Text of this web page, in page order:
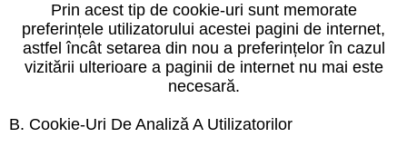
Prin acest tip de cookie-uri sunt memorate
preferințele utilizatorului acestei pagini de internet,
astfel încât setarea din nou a preferințelor în cazul
vizitării ulterioare a paginii de internet nu mai este
necesară.
B. Cookie-Uri De Analiză A Utilizatorilor